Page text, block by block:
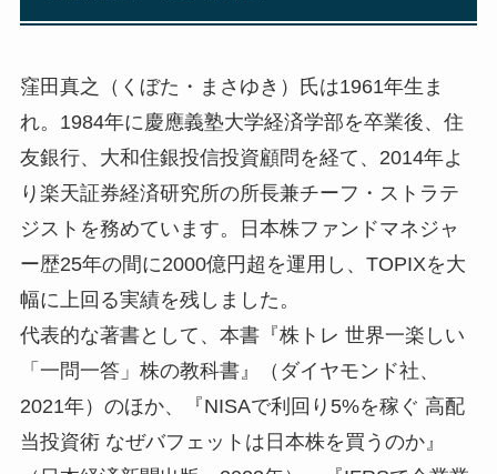
窪田真之（くぼた・まさゆき）氏は1961年生ま
れ。1984年に慶應義塾大学経済学部を卒業後、住
友銀行、大和住銀投信投資顧問を経て、2014年よ
り楽天証券経済研究所の所長兼チーフ・ストラテ
ジストを務めています。日本株ファンドマネジャ
ー歴25年の間に2000億円超を運用し、TOPIXを大
幅に上回る実績を残しました。
代表的な著書として、本書『株トレ 世界一楽しい
「一問一答」株の教科書』（ダイヤモンド社、
2021年）のほか、『NISAで利回り5%を稼ぐ 高配
当投資術 なぜバフェットは日本株を買うのか』